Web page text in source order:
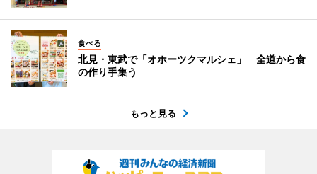
食べる
北見・東武で「オホーツクマルシェ」 全道から食
の作り手集う
もっと見る